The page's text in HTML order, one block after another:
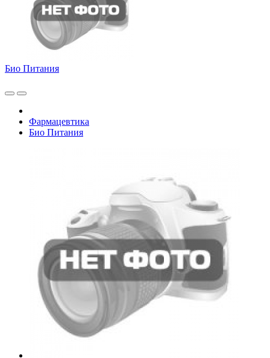
Био Питания
Фармацевтика
Био Питания